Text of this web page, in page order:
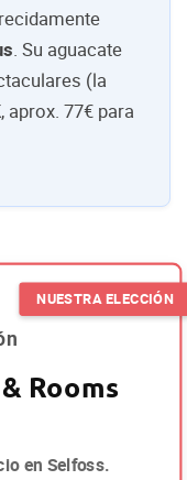
. Su aguacate
(la
aprox. 77€ para
Rooms
en Selfoss.